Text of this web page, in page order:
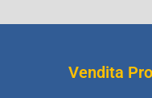
Vendita